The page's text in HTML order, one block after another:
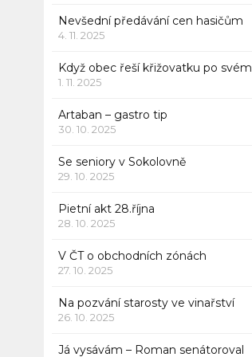
Nevšední předávání cen hasičům
4. 11. 2025
Když obec řeší křižovatku po svém
1. 11. 2025
Artaban – gastro tip
30. 10. 2025
Se seniory v Sokolovně
29. 10. 2025
Pietní akt 28.října
28. 10. 2025
V ČT o obchodních zónách
27. 10. 2025
Na pozvání starosty ve vinařství
26. 10. 2025
Já vysávám – Roman senátoroval